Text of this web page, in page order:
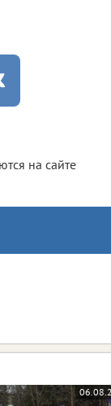
на сайте